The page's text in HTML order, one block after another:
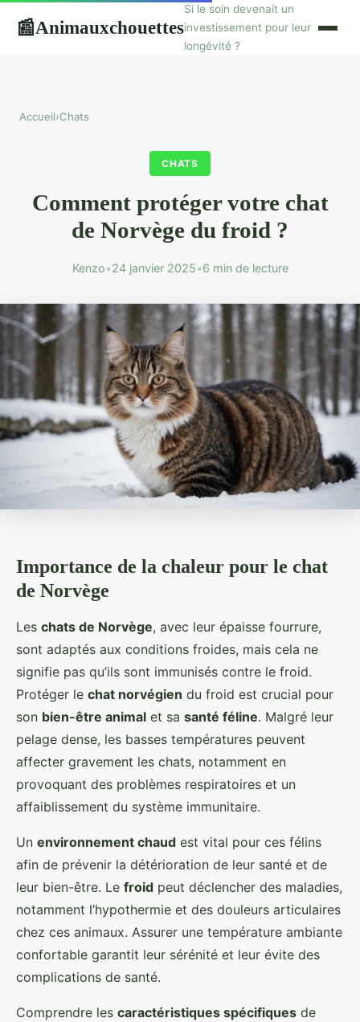
📰Animauxchouettes
Si le soin devenait un
investissement pour leur
longévité ?
Accueil›Chats
CHATS
Comment protéger votre chat
de Norvège du froid ?
Kenzo•24 janvier 2025•6 min de lecture
Importance de la chaleur pour le chat
de Norvège
Les chats de Norvège, avec leur épaisse fourrure,
sont adaptés aux conditions froides, mais cela ne
signifie pas qu’ils sont immunisés contre le froid.
Protéger le chat norvégien du froid est crucial pour
son bien-être animal et sa santé féline. Malgré leur
pelage dense, les basses températures peuvent
affecter gravement les chats, notamment en
provoquant des problèmes respiratoires et un
affaiblissement du système immunitaire.
Un environnement chaud est vital pour ces félins
afin de prévenir la détérioration de leur santé et de
leur bien-être. Le froid peut déclencher des maladies,
notamment l’hypothermie et des douleurs articulaires
chez ces animaux. Assurer une température ambiante
confortable garantit leur sérénité et leur évite des
complications de santé.
Comprendre les caractéristiques spécifiques de